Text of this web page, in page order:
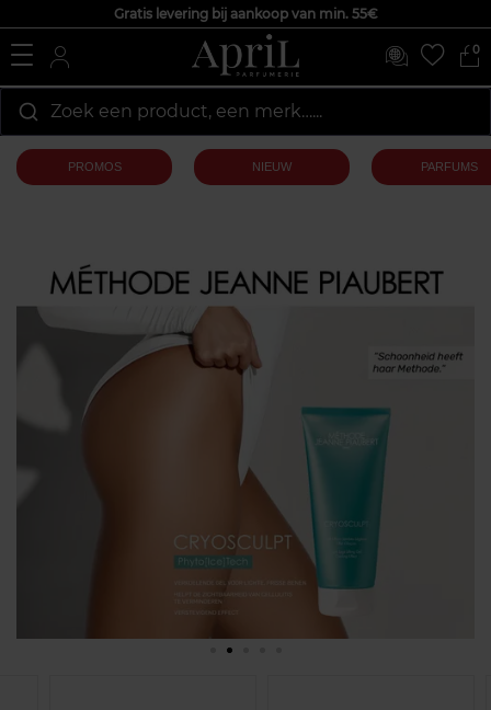
Gratis levering bij aankoop van min. 55€
0
Zoek een product, een merk…...
PROMOS NIEUW PARFUMS